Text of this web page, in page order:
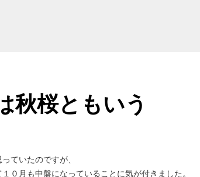
秋桜ともいう
ていたのですが、
０月も中盤になっていることに気が付きました。